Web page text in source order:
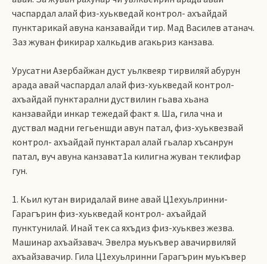
часпардал алай физ-хуькведай контрол- ахъайдай
пунктарикай авуна канзавайди тир. Мад Василев атанач.
Заз жуван фикирар халкьдив агакьриз канзава.
Урусатни Азербайжан дуст уьлквеяр тирвиляй абурун
арада авай часпардал алай физ-хуькведай контрол-
ахъайдай пунктарални дуствилин гьава хьана
канзавайди инкар тежедай факт я. Ша, гила чна и
дуствал мадни гегьеншди авун патал, физ-хуьквезвай
контрол- ахъайдай пунктарал алай гьалар хъсанрун
патал, вуч авуна канзават1а килигна жуван теклифар
гун.
1. Кьил кутан виридалай вине авай Ц1ехуьлринни-
Гарагърин физ-хуькведай контрол- ахъайдай
пунктунилай. Инай тек са яхъдиз физ-хуьквез жезва.
Машинар ахъайзавач. Эвелра муькъвер авачирвиляй
ахъайзавачир. Гила Ц1ехуьлринни Гарагърин муькъвер